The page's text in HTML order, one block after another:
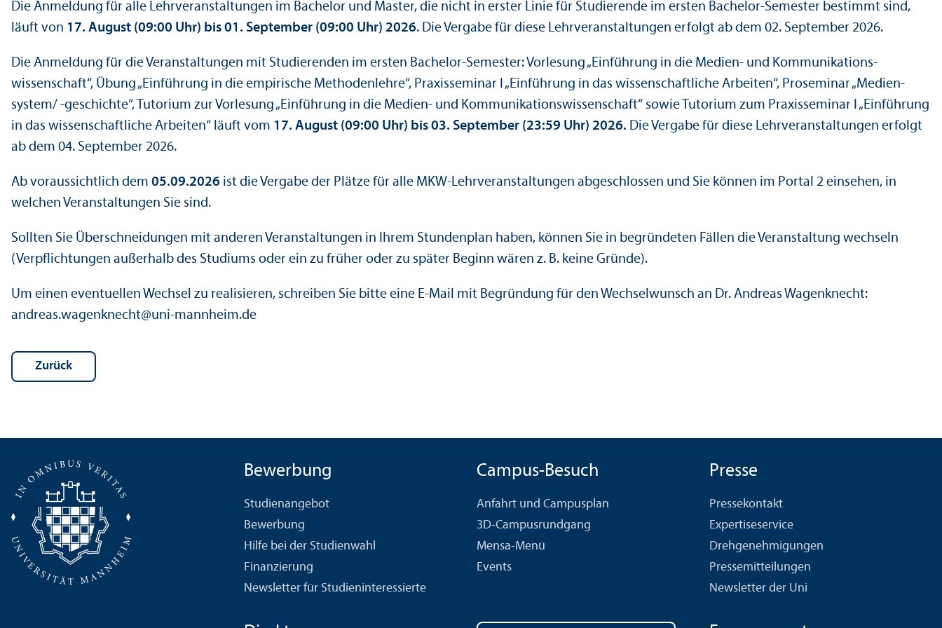
Die Anmeldung für alle Lehr­veranstaltungen im Bachelor und Master, die nicht in erster Linie für Studierende im ersten Bachelor-Semester bestimmt sind,
läuft von 17. August (09:00 Uhr) bis 01. September (09:00 Uhr) 2026. Die Vergabe für diese Lehr­veranstaltungen erfolgt ab dem 02. September 2026.
Die Anmeldung für die Veranstaltungen mit Studierenden im ersten Bachelor-Semester: Vorlesung „Einführung in die Medien- und Kommunikations­
wissenschaft“, Übung „Einführung in die empirische Methodenlehre“, Praxisseminar I „Einführung in das wissenschaft­liche Arbeiten“, Proseminar „Medien­
system/ -geschichte“, Tutorium zur Vorlesung „Einführung in die Medien- und Kommunikations­wissenschaft“ sowie Tutorium zum Praxisseminar I „Einführung
in das wissenschaft­liche Arbeiten“ läuft vom 17. August (09:00 Uhr) bis 03. September (23:59 Uhr) 2026. Die Vergabe für diese Lehr­veranstaltungen erfolgt
ab dem 04. September 2026.
Ab voraussichtlich dem 05.09.2026 ist die Vergabe der Plätze für alle MKW-Lehr­veranstaltungen abgeschlossen und Sie können im Portal 2 einsehen, in
welchen Veranstaltungen Sie sind.
Sollten Sie Über­schneidungen mit anderen Veranstaltungen in Ihrem Stundenplan haben, können Sie in begründeten Fällen die Veranstaltung wechseln
(Verpflichtungen außerhalb des Studiums oder ein zu früher oder zu später Beginn wären z. B. keine Gründe).
Um einen eventuellen Wechsel zu realisieren, schreiben Sie bitte eine E-Mail mit Begründung für den Wechselwunsch an Dr. Andreas Wagenknecht:
andreas.wagenknecht@uni-mannheim.de
Zurück
Bewerbung
Studien­angebot
Bewerbung
Hilfe bei der Studien­wahl
Finanzierung
Newsletter für Studien­interessierte
Campus-Besuch
Anfahrt und Campusplan
3D-Campusrundgang
Mensa-Menü
Events
Presse
Pressekontakt
Expertiseservice
Drehgenehmigungen
Pressemitteilungen
Newsletter der Uni